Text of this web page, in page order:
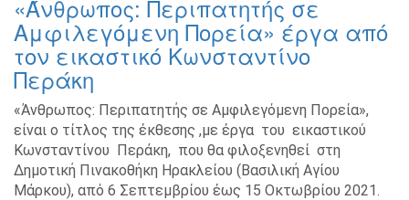
Ζωγραφική
Φωτογραφία
Τραγούδι
Μουσική
Κινηματογράφος
Χορός
Θέατρο
«Άνθρωπος: Περιπατητής σε
Αμφιλεγόμενη Πορεία» έργα από
τον εικαστικό Κωνσταντίνο
Περάκη
«Άνθρωπος: Περιπατητής σε Αμφιλεγόμενη Πορεία»,
είναι ο τίτλος της έκθεσης ,με έργα του εικαστικού
Κωνσταντίνου Περάκη, που θα φιλοξενηθεί στη
Δημοτική Πινακοθήκη Ηρακλείου (Βασιλική Αγίου
Μάρκου), από 6 Σεπτεμβρίου έως 15 Οκτωβρίου 2021.